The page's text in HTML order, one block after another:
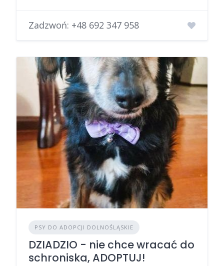
Zadzwoń: +48 692 347 958
PSY DO ADOPCJI DOLNOŚLĄSKIE
DZIADZIO - nie chce wracać do
schroniska, ADOPTUJ!